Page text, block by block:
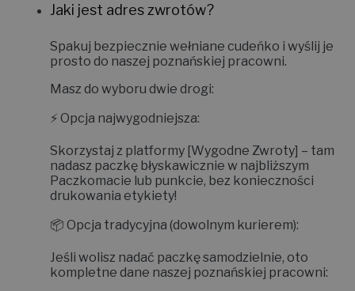
Jaki jest adres zwrotów?
Spakuj bezpiecznie wełniane cudeńko i wyślij je
prosto do naszej poznańskiej pracowni.
Masz do wyboru dwie drogi:
⚡ Opcja najwygodniejsza:
Skorzystaj z platformy [Wygodne Zwroty] – tam
nadasz paczkę błyskawicznie w najbliższym
Paczkomacie lub punkcie, bez konieczności
drukowania etykiety!
📦 Opcja tradycyjna (dowolnym kurierem):
Jeśli wolisz nadać paczkę samodzielnie, oto
kompletne dane naszej poznańskiej pracowni: